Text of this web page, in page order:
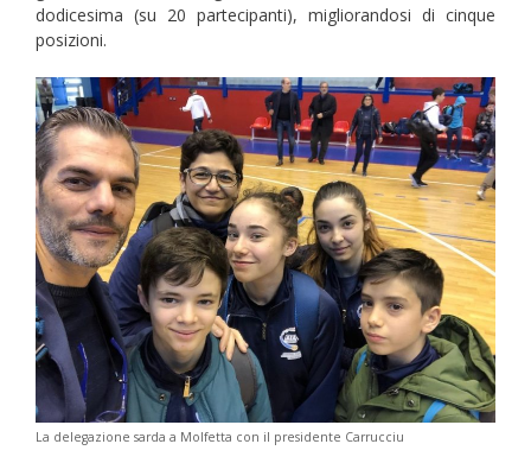
dodicesima (su 20 partecipanti), migliorandosi di cinque
posizioni.
La delegazione sarda a Molfetta con il presidente Carrucciu